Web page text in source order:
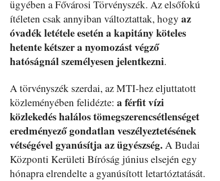
ügyében a Fővárosi Törvényszék. Az elsőfokú
ítéleten csak annyiban változtattak, hogy az
óvadék letétele esetén a kapitány köteles
hetente kétszer a nyomozást végző
hatóságnál személyesen jelentkezni.
A törvényszék szerdai, az MTI-hez eljuttatott
közleményében felidézte: a férfit vízi
közlekedés halálos tömegszerencsétlenséget
eredményező gondatlan veszélyeztetésének
vétségével gyanúsítja az ügyészség.A Budai
Központi Kerületi Bíróság június elsején egy
hónapra elrendelte a gyanúsított letartóztatását.